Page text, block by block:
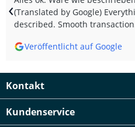
(Translated by Google)
described. Smooth
Veröffentlicht auf Google
‹
Kontakt
Kundenservice